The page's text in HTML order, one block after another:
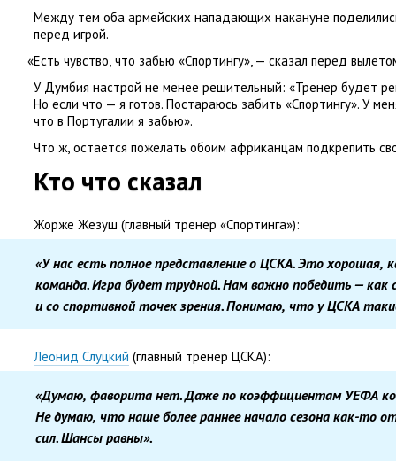
Между тем оба армейских нападающих накануне
перед игрой.
«Есть чувство, что забью «Спортингу», — сказал перед
У Думбия настрой не менее решительный: «Тренер будет
Но если что — я готов. Постараюсь забить «Спортингу». У
что в Португалии я забью».
Что ж, остается пожелать обоим африканцам подкрепить
Кто что сказал
Жорже Жезуш (главный тренер «Спортинга»):
«У нас есть полное представление о ЦСКА. Это хорошая,
команда. Игра будет трудной. Нам важно победить — как
и со спортивной точек зрения. Понимаю, что у ЦСКА
Леонид Слуцкий (главный тренер ЦСКА):
«Думаю, фаворита нет. Даже по коэффициентам УЕФА
Не думаю, что наше более раннее начало сезона как-то
сил. Шансы равны».